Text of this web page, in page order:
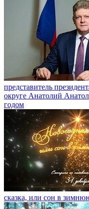
представитель
округе Анатолий
годом
сказка, или сон в